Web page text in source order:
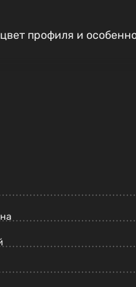
профиля и